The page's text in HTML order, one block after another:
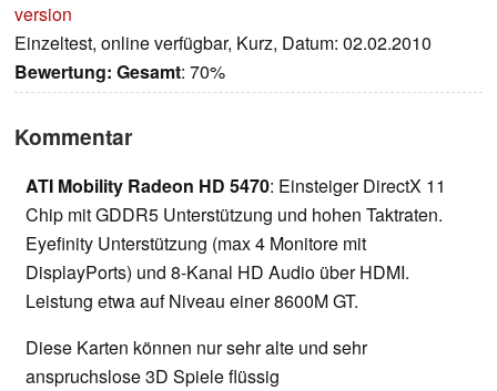
version
Einzeltest, online verfügbar, Kurz, Datum: 02.02.2010
Bewertung: Gesamt: 70%
Kommentar
ATI Mobility Radeon HD 5470: Einsteiger DirectX 11
Chip mit GDDR5 Unterstützung und hohen Taktraten.
Eyefinity Unterstützung (max 4 Monitore mit
DisplayPorts) und 8-Kanal HD Audio über HDMI.
Leistung etwa auf Niveau einer 8600M GT.
Diese Karten können nur sehr alte und sehr
anspruchslose 3D Spiele flüssig